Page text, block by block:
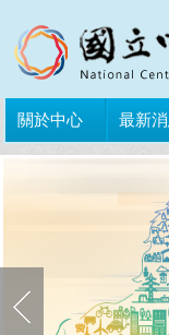
關於中心 最新